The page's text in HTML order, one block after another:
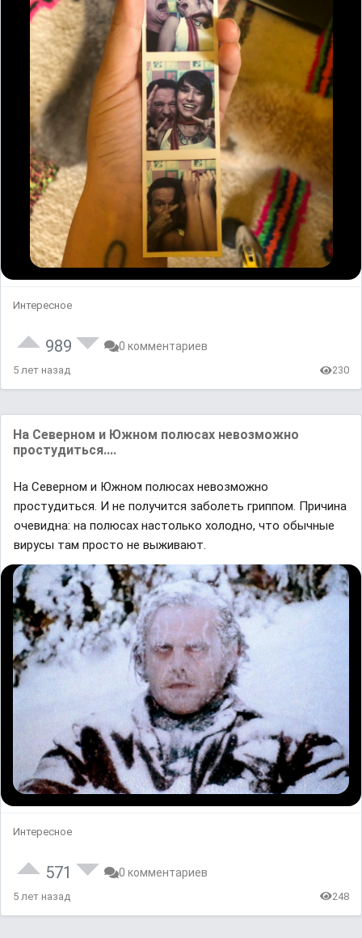
Интересное
989 0 комментариев
5 лет назад 230
На Северном и Южном полюсах невозможно
простудиться....
На Северном и Южном полюсах невозможно
простудиться. И не получится заболеть гриппом. Причина
очевидна: на полюсах настолько холодно, что обычные
вирусы там просто не выживают.
Интересное
571 0 комментариев
5 лет назад 248